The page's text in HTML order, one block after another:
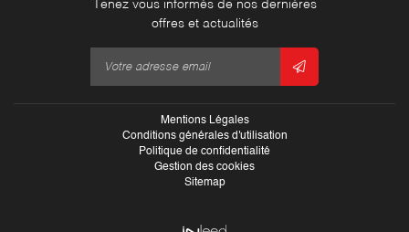
Tenez vous informés de nos dernières
offres et actualités
Mentions Légales
Conditions générales d'utilisation
Politique de confidentialité
Gestion des cookies
Sitemap